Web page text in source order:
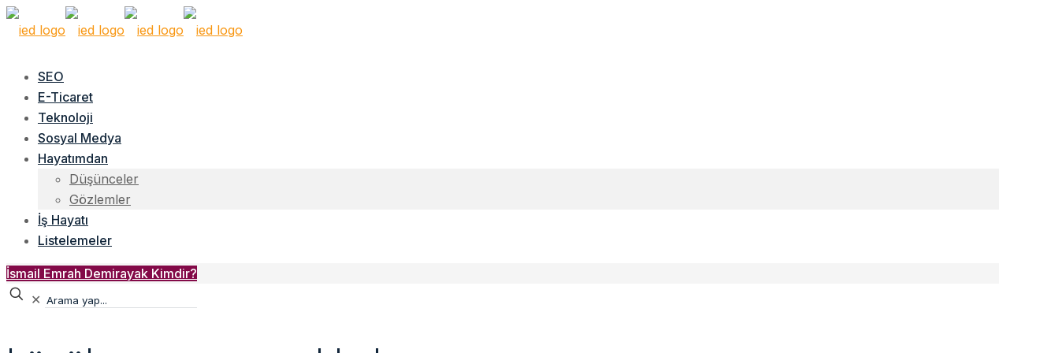
SEO
E-Ticaret
Teknoloji
Sosyal Medya
Hayatımdan
Düşünceler
Gözlemler
İş Hayatı
Listelemeler
İsmail Emrah Demirayak Kimdir?
✕